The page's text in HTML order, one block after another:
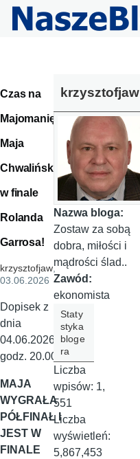
Przejdź do treści
Czas na
Majomanię!
Maja
Chwalińska
w finale
Rolanda
Garrosa!
krzysztofjaw,
03.06.2026
Dopisek z
dnia
04.06.2026
godz. 20.00.
MAJA
WYGRAŁA
PÓŁFINAŁ I
JEST W
FINALE
krzysztofjaw
Nazwa bloga:
Zostaw za sobą
dobra, miłości i
mądrości ślad..
Zawód:
ekonomista
Staty
styka
bloge
ra
Liczba
wpisów: 1,
551
Liczba
wyświetleń:
5,867,453